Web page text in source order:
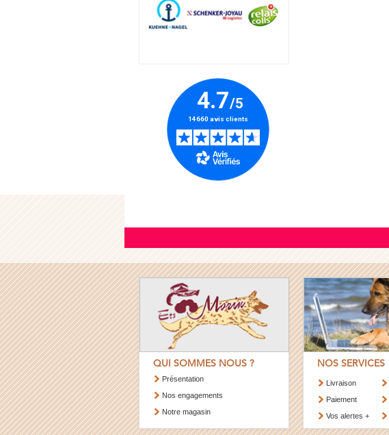
QUI SOMMES NOUS ?
Présentation
Nos engagements
Notre magasin
NOS SERVICES
Livraison
Paiement
Vos alertes +